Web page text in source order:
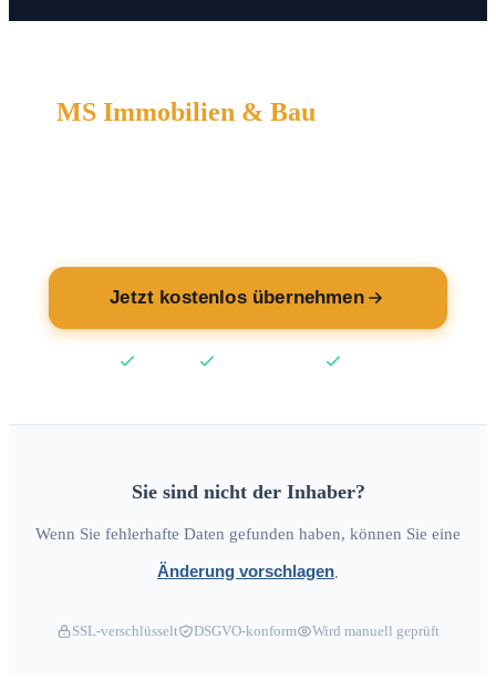
MS Immobilien & Bau
Jetzt kostenlos übernehmen
Sie sind nicht der Inhaber?
Wenn Sie fehlerhafte Daten gefunden haben, können Sie eine
Änderung vorschlagen
SSL-verschlüsselt DSGVO-konform Wird manuell geprüft